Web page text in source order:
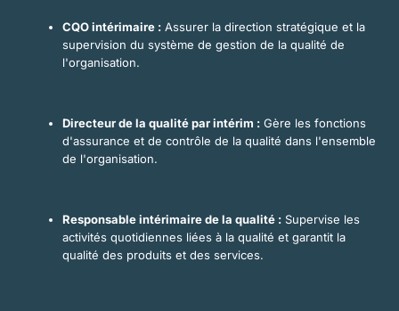
CQO intérimaire : Assurer la direction stratégique et la
supervision du système de gestion de la qualité de
l'organisation.
Directeur de la qualité par intérim : Gère les fonctions
d'assurance et de contrôle de la qualité dans l'ensemble
de l'organisation.
Responsable intérimaire de la qualité : Supervise les
activités quotidiennes liées à la qualité et garantit la
qualité des produits et des services.